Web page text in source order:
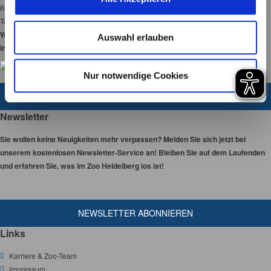
s
w
a
h
l
Auswahl erlauben
Nur notwendige Cookies
69120 Heidelberg
Tel: 06221-58450-00
Wir haben 365 Tage
im Jahr für Sie geöffnet!
ZUM KONTAKTFORMULAR
Newsletter
Sie wollen keine Neuigkeiten mehr verpassen? Melden Sie sich jetzt bei
unserem kostenlosen Newsletter-Service an! Bleiben Sie auf dem Laufenden
und erfahren Sie, was im Zoo Heidelberg los ist!
NEWSLETTER ABONNIEREN
Links
Karriere & Zoo-Team
Impressum